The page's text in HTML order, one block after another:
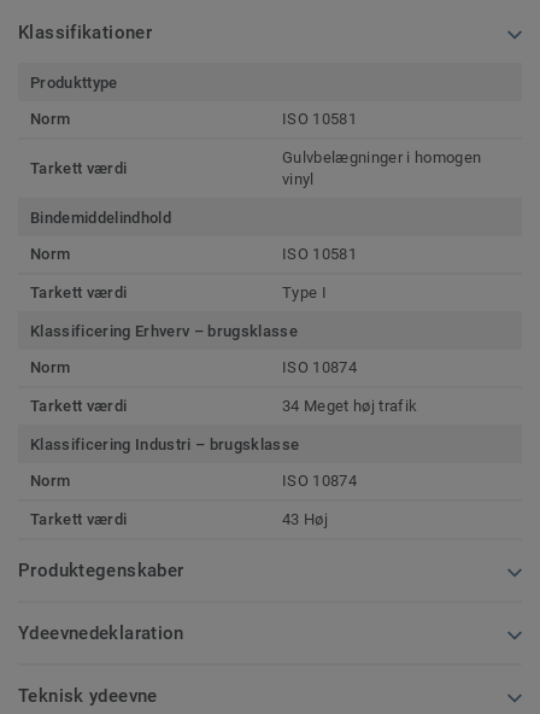
Klassifikationer
Produkttype
Norm
ISO 10581
Tarkett værdi
Gulvbelægninger i homogen
vinyl
Bindemiddelindhold
Norm
ISO 10581
Tarkett værdi Type I
Klassificering Erhverv – brugsklasse
Norm
ISO 10874
Tarkett værdi 34 Meget høj trafik
Klassificering Industri – brugsklasse
Norm
ISO 10874
Tarkett værdi 43 Høj
Produktegenskaber
Ydeevnedeklaration
Teknisk ydeevne